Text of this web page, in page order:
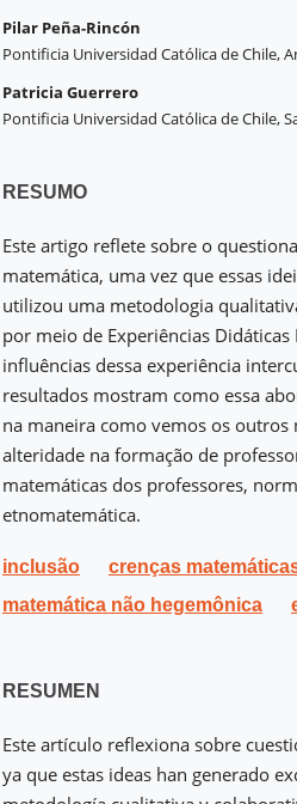
Pilar Peña-Rincón
Pontificia Universidad Católica de Chile,
Patricia Guerrero
Pontificia Universidad Católica de Chile,
RESUMO
Este artigo reflete sobre o
matemática, uma vez que essas
utilizou uma metodologia
por meio de Experiências
influências dessa experiência
resultados mostram como essa
na maneira como vemos os outros
alteridade na formação de
matemáticas dos professores,
etnomatemática.
inclusão crenças
matemática não hegemônica
RESUMEN
Este artículo reflexiona sobre
ya que estas ideas han generado